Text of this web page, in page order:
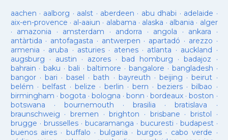
aachen · aalborg · aalst · aberdeen · abu dhabi · adelaide ·
aix-en-provence · al-aaiun · alabama · alaska · albania · alger
· amazonia · amsterdam · andorra · angola · ankara ·
antàrtida · antofagasta · antwerpen · apartadó · arezzo ·
armenia · aruba · asturies· atenes· atlanta · auckland ·
augsburg · austin · azores·bad homburg ·badajoz ·
bahrain ·baku · bali ·baltimore ·bangalore · bangladesh ·
bangor· bari ·basel ·bath · bayreuth ·beijing ·beirut ·
belém · belfast· belize · berlin ·bern ·beziers ·bilbao ·
birmingham · bogota · bologna ·bonn ·bordeaux ·boston ·
botswana · bournemouth ·brasilia ·bratislava ·
braunschweig · bremen ·brighton · brisbane · bristol ·
brugge · brusselles· bucaramanga · bucuresti · budapest·
buenos aires· buffalo · bulgaria · burgos· cabo verde ·